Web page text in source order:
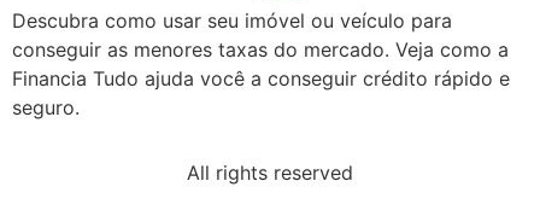
Descubra como usar seu imóvel ou veículo para
conseguir as menores taxas do mercado. Veja como a
Financia Tudo ajuda você a conseguir crédito rápido e
seguro.
All rights reserved